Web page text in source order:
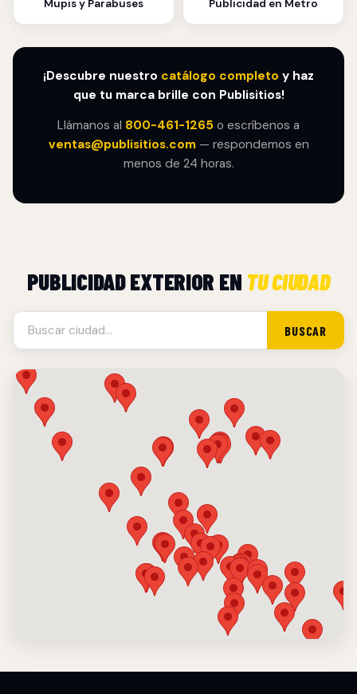
Mupis y Parabuses Publicidad en Metro
¡Descubre nuestro catálogo completo y haz
que tu marca brille con Publisitios!
Llámanos al 800-461-1265 o escríbenos a
ventas@publisitios.com— respondemos en
menos de 24 horas.
PUBLICIDAD EXTERIOR EN TU CIUDAD
BUSCAR